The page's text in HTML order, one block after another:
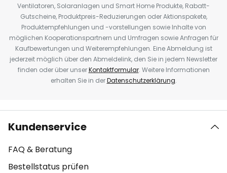
Ventilatoren, Solaranlagen und Smart Home Produkte, Rabatt-
Gutscheine, Produktpreis-Reduzierungen oder Aktionspakete,
Produktempfehlungen und -vorstellungen sowie Inhalte von
möglichen Kooperationspartnern und Umfragen sowie Anfragen für
Kaufbewertungen und Weiterempfehlungen. Eine Abmeldung ist
jederzeit möglich über den Abmeldelink, den Sie in jedem Newsletter
finden oder über unserKontaktformular. Weitere Informationen
erhalten Sie in derDatenschutzerklärung.
Kundenservice
FAQ & Beratung
Bestellstatus prüfen